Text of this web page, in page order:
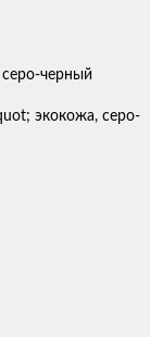
черный